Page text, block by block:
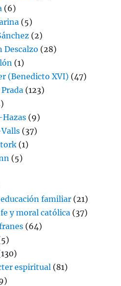
(6)
(5)
(2)
Descalzo (28)
(1)
(Benedicto XVI) (47)
(123)
Hazas (9)
(37)
(1)
(5)
familiar (21)
y moral católica (37)
(64)
espiritual (81)